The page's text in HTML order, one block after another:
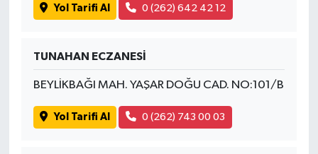
Yol Tarifi Al 0 (262) 642 42 12
TUNAHAN ECZANESİ
BEYLİKBAĞI MAH. YAŞAR DOĞU CAD. NO:101/B
Yol Tarifi Al 0 (262) 743 00 03